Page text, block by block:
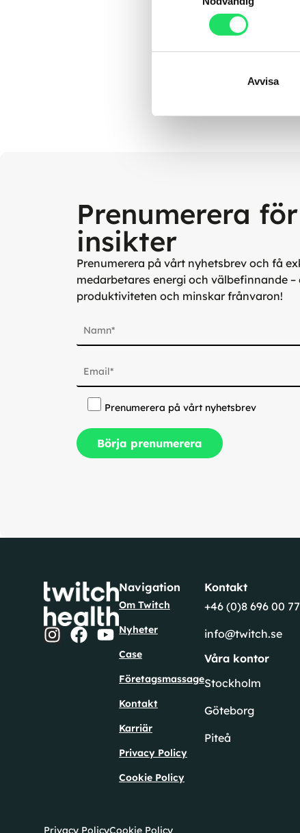
Avvisa
Prenumerera
insikter
Prenumerera på vårt nyhetsbrev och få
medarbetares energi och välbefinnande
produktiviteten och minskar frånvaron!
Prenumerera på vårt nyhetsbrev
Navigation
Om Twitch
Nyheter
Case
Företagsmassage
Kontakt
Karriär
Privacy Policy
Cookie Policy
Kontakt
+46 (0)8 696 00 77
info@twitch.se
Våra kontor
Stockholm
Göteborg
Piteå
Privacy PolicyCookie Policy